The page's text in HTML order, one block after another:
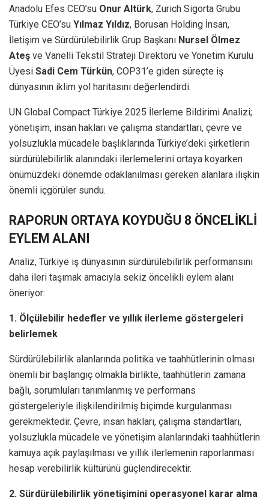
Anadolu Efes CEO’su Onur Altürk, Zurich Sigorta Grubu
Türkiye CEO’su Yılmaz Yıldız, Borusan Holding İnsan,
İletişim ve Sürdürülebilirlik Grup Başkanı Nursel Ölmez
Ateş ve Vanelli Tekstil Strateji Direktörü ve Yönetim Kurulu
Üyesi Sadi Cem Türkün, COP31’e giden süreçte iş
dünyasının iklim yol haritasını değerlendirdi.
UN Global Compact Türkiye 2025 İlerleme Bildirimi Analizi;
yönetişim, insan hakları ve çalışma standartları, çevre ve
yolsuzlukla mücadele başlıklarında Türkiye’deki şirketlerin
sürdürülebilirlik alanındaki ilerlemelerini ortaya koyarken
önümüzdeki dönemde odaklanılması gereken alanlara ilişkin
önemli içgörüler sundu.
RAPORUN ORTAYA KOYDUĞU 8 ÖNCELİKLİ
EYLEM ALANI
Analiz, Türkiye iş dünyasının sürdürülebilirlik performansını
daha ileri taşımak amacıyla sekiz öncelikli eylem alanı
öneriyor:
1. Ölçülebilir hedefler ve yıllık ilerleme göstergeleri
belirlemek
Sürdürülebilirlik alanlarında politika ve taahhütlerinin olması
önemli bir başlangıç olmakla birlikte, taahhütlerin zamana
bağlı, sorumluları tanımlanmış ve performans
göstergeleriyle ilişkilendirilmiş biçimde kurgulanması
gerekmektedir. Çevre, insan hakları, çalışma standartları,
yolsuzlukla mücadele ve yönetişim alanlarındaki taahhütlerin
kamuya açık paylaşılması ve yıllık ilerlemenin raporlanması
hesap verebilirlik kültürünü güçlendirecektir.
2. Sürdürülebilirlik yönetişimini operasyonel karar alma